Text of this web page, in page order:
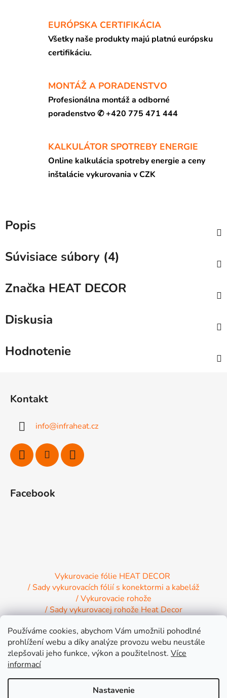
Používáme cookies, abychom Vám umožnili pohodlné
prohlížení webu a díky analýze provozu webu neustále
zlepšovali jeho funkce, výkon a použitelnost. Více
informací
Nastavenie
EURÓPSKA CERTIFIKÁCIA
Všetky naše produkty majú platnú európsku
certifikáciu.
MONTÁŽ A PORADENSTVO
Profesionálna montáž a odborné
poradenstvo ✆ +420 775 471 444
KALKULÁTOR SPOTREBY ENERGIE
Online kalkulácia spotreby energie a ceny
inštalácie vykurovania v CZK
Popis
Súvisiace súbory (4)
Značka HEAT DECOR
Diskusia
Hodnotenie
Kontakt
info@infraheat.cz
Facebook
Vykurovacie fólie HEAT DECOR
/ Sady vykurovacích fólií s konektormi a kabeláž
/ Vykurovacie rohože
/ Sady vykurovacej rohože Heat Decor
/ Inštalačný materiál / Vykurovacie Infrapanely
/ Relaxačné lehátko NIRE s Infra ohrevom